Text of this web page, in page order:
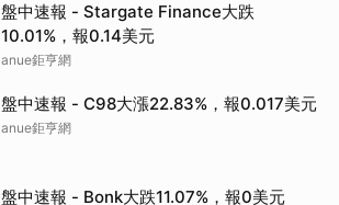
盤中速報 - Stargate Finance大跌
10.01%，報0.14美元
anue鉅亨網
盤中速報 - C98大漲22.83%，報0.017美元
anue鉅亨網
盤中速報 - Bonk大跌11.07%，報0美元